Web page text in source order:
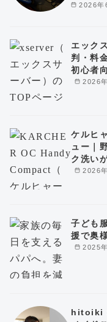
2026年
2026
エック
判・料
初心者
2026
ケルヒ
ュー｜
ク洗い
2025
子ども
援で奥
hitoiki